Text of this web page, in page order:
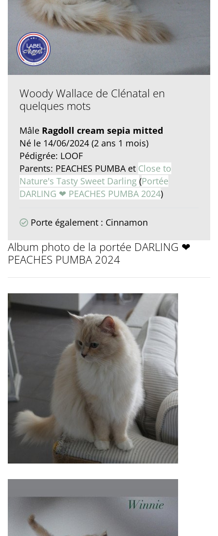
Woody Wallace de Clénatal en
quelques mots
Mâle Ragdoll cream sepia mitted
Né le 14/06/2024 (2 ans 1 mois)
Pédigrée: LOOF
Parents: PEACHES PUMBA et Close to
Nature's Tasty Sweet Darling (Portée
DARLING ❤ PEACHES PUMBA 2024)
Porte également : Cinnamon
Album photo de la portée DARLING ❤
PEACHES PUMBA 2024